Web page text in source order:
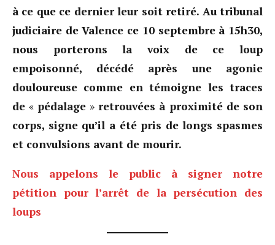
à ce que ce dernier leur soit retiré. Au tribunal
judiciaire de Valence ce 10 septembre à 15h30,
nous porterons la voix de ce loup
empoisonné, décédé après une agonie
douloureuse comme en témoigne les traces
de« pédalage »retrouvées à proximité de son
corps, signe qu’il a été pris de longs spasmes
et convulsions avant de mourir.
Nous appelons le public à signer notre
pétition pour l’arrêt de la persécution des
loups